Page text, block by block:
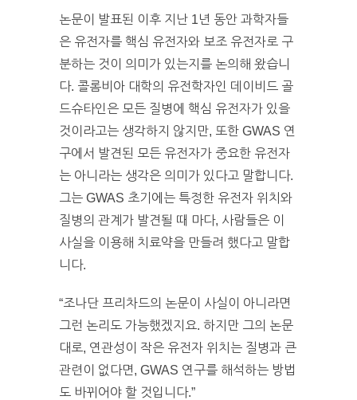
논문이 발표된 이후 지난 1년 동안 과학자들
은 유전자를 핵심 유전자와 보조 유전자로 구
분하는 것이 의미가 있는지를 논의해 왔습니
다. 콜롬비아 대학의 유전학자인 데이비드 골
드슈타인은 모든 질병에 핵심 유전자가 있을
것이라고는 생각하지 않지만, 또한 GWAS 연
구에서 발견된 모든 유전자가 중요한 유전자
는 아니라는 생각은 의미가 있다고 말합니다.
그는 GWAS 초기에는 특정한 유전자 위치와
질병의 관계가 발견될 때 마다, 사람들은 이
사실을 이용해 치료약을 만들려 했다고 말합
니다.
“조나단 프리차드의 논문이 사실이 아니라면
그런 논리도 가능했겠지요. 하지만 그의 논문
대로, 연관성이 작은 유전자 위치는 질병과 큰
관련이 없다면, GWAS 연구를 해석하는 방법
도 바뀌어야 할 것입니다.”